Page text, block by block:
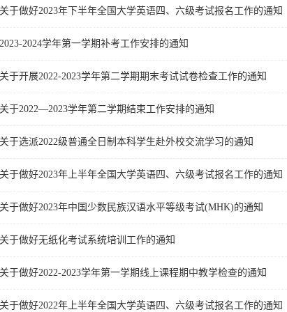
关于做好2023年下半年全国大学英语四、六级考试报名工作的通知
2023-2024学年第一学期补考工作安排的通知
关于开展2022-2023学年第二学期期末考试试卷检查工作的通知
关于2022—2023学年第二学期结束工作安排的通知
关于选派2022级普通全日制本科学生赴外校交流学习的通知
关于做好2023年上半年全国大学英语四、六级考试报名工作的通知
关于做好2023年中国少数民族汉语水平等级考试(MHK)的通知
关于做好无纸化考试系统培训工作的通知
关于做好2022-2023学年第一学期线上课程期中教学检查的通知
关于做好2022年上半年全国大学英语四、六级考试报名工作的通知